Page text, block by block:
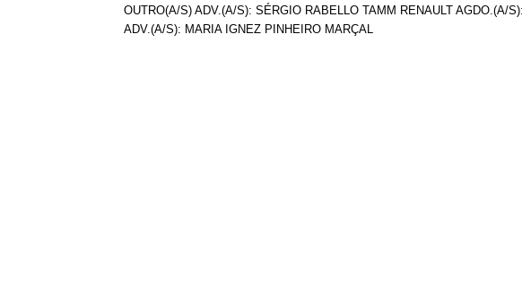
OUTRO(A/S) ADV.(A/S): SÉRGIO RABELLO TAMM RENAULT AGDO.(A/
ADV.(A/S): MARIA IGNEZ PINHEIRO MARÇAL